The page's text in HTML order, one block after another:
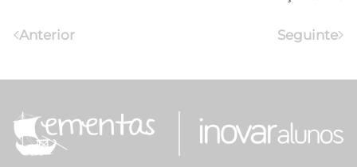
Anterior Seguinte